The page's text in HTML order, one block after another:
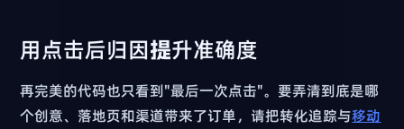
用点击后归因提升准确度
再完美的代码也只看到"最后一次点击"。要弄清到底是哪
个创意、落地页和渠道带来了订单，请把转化追踪与移动